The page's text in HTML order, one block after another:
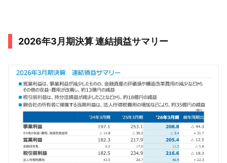
2026年3月期決算 連結損益サマリー